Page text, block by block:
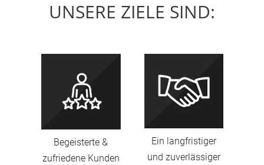
UNSERE ZIELE SIND:
Begeisterte &
zufriedene Kunden
Ein langfristiger
und zuverlässiger